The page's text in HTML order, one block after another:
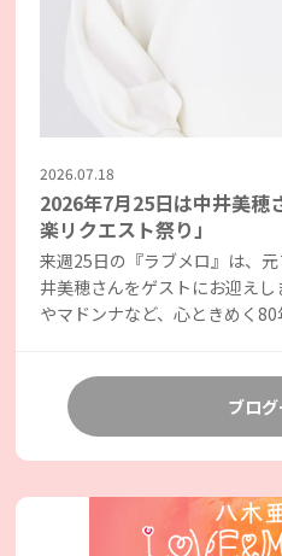
2026.07.18
2026年7月25日は中井美
楽リクエスト祭り」
来週25日の『ラブメロ』は、
井美穂さんをゲストにお迎え
やマドンナなど、心ときめく80
ブロ